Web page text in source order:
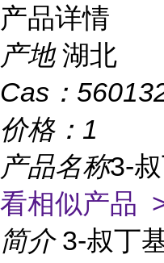
产品详情
产地 湖北
Cas：
价格： 1
产品名称3-
看相似产品
简介 3-叔丁